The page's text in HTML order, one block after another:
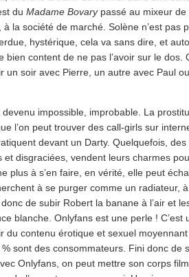
du Madame Bovarypassé au mixeur de
la société de marché. Solène n’est pas
hystérique, cela va sans dire, et
bien content de ne pas l’avoir sur le
un soir avec Pierre, un autre avec Paul
devenu impossible, improbable. La
l’on peut trouver des call-girls sur
devant un Darty. Quelquefois,
et disgraciées, vendent leurs charmes
plus à s’en faire, en vérité, elle peut
à se purger comme un radiateur,
de subir Robert la banane à l’air et
blanche. Onlyfans est une perle !
du contenu érotique et sexuel
sont des consommateurs. Fini donc de
Onlyfans, on peut mettre son corps